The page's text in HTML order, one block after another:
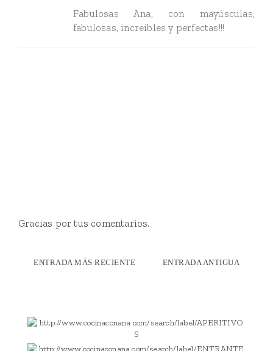
Fabulosas Ana, con mayúsculas,
fabulosas, increibles y perfectas!!!
Gracias por tus comentarios.
ENTRADA MÁS RECIENTE ENTRADA ANTIGUA